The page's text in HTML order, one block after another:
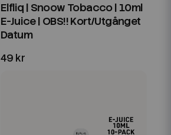
Elfliq | Snoow Tobacco | 10ml
E-Juice | OBS!! Kort/Utgånget
Datum
49 kr